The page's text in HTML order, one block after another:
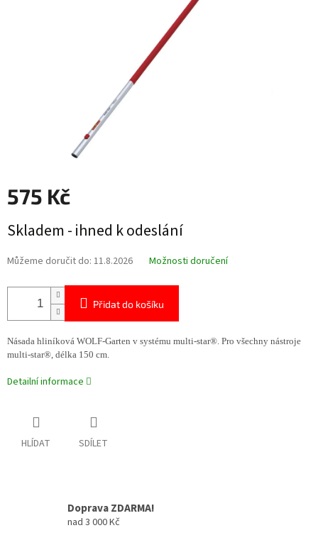
575 Kč
cena:
Skladem - ihned k odeslání
Můžeme doručit do: 11.8.2026 Možnosti doručení
Přidat do košíku
Násada hliníková WOLF-Garten v systému multi-star®. Pro všechny nástroje
multi-star®, délka 150 cm.
Detailní informace
HLÍDAT SDÍLET
Doprava ZDARMA!
nad 3 000 Kč